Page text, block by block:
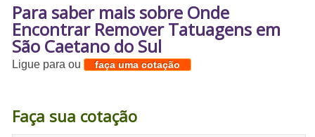
Para saber mais sobre Onde
Encontrar Remover Tatuagens em
São Caetano do Sul
Ligue paraou faça uma cotação
Faça sua cotação